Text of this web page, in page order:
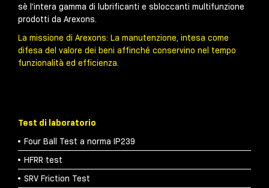
sè l’intera gamma di lubrificanti e sbloccanti multifunzione
prodotti da Arexons.
La missione di Arexons: La manutenzione, intesa come
difesa del valore dei beni affinché conservino nel tempo
funzionalità ed efficienza.
Test di laboratorio
Four Ball Test a norma IP239
HFRR test
SRV Friction Test